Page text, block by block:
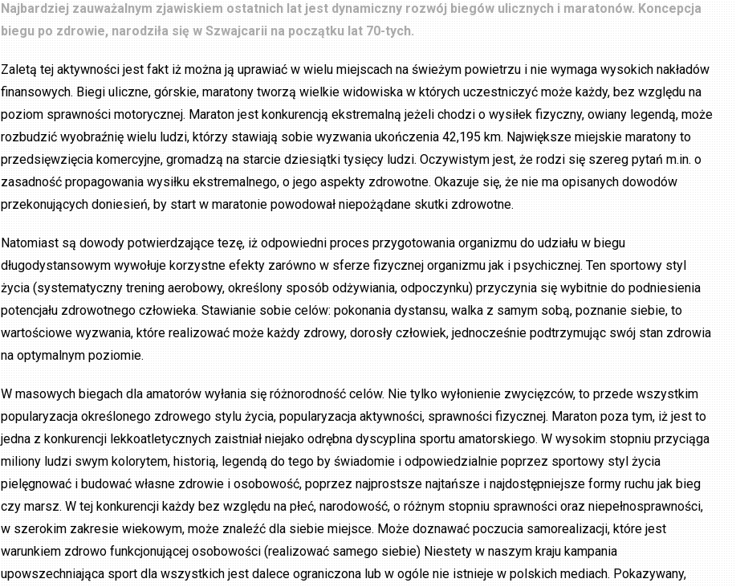
Najbardziej zauważalnym zjawiskiem ostatnich lat jest dynamiczny rozwój biegów ulicznych i maratonów. Koncepcja
biegu po zdrowie, narodziła się w Szwajcarii na początku lat 70-tych.
Zaletą tej aktywności jest fakt iż można ją uprawiać w wielu miejscach na świeżym powietrzu i nie wymaga wysokich nakładów
finansowych. Biegi uliczne, górskie, maratony tworzą wielkie widowiska w których uczestniczyć może każdy, bez względu na
poziom sprawności motorycznej. Maraton jest konkurencją ekstremalną jeżeli chodzi o wysiłek fizyczny, owiany legendą, może
rozbudzić wyobraźnię wielu ludzi, którzy stawiają sobie wyzwania ukończenia 42,195 km. Największe miejskie maratony to
przedsięwzięcia komercyjne, gromadzą na starcie dziesiątki tysięcy ludzi. Oczywistym jest, że rodzi się szereg pytań m.in. o
zasadność propagowania wysiłku ekstremalnego, o jego aspekty zdrowotne. Okazuje się, że nie ma opisanych dowodów
przekonujących doniesień, by start w maratonie powodował niepożądane skutki zdrowotne.
Natomiast są dowody potwierdzające tezę, iż odpowiedni proces przygotowania organizmu do udziału w biegu
długodystansowym wywołuje korzystne efekty zarówno w sferze fizycznej organizmu jak i psychicznej. Ten sportowy styl
życia (systematyczny trening aerobowy, określony sposób odżywiania, odpoczynku) przyczynia się wybitnie do podniesienia
potencjału zdrowotnego człowieka. Stawianie sobie celów: pokonania dystansu, walka z samym sobą, poznanie siebie, to
wartościowe wyzwania, które realizować może każdy zdrowy, dorosły człowiek, jednocześnie podtrzymując swój stan zdrowia
na optymalnym poziomie.
W masowych biegach dla amatorów wyłania się różnorodność celów. Nie tylko wyłonienie zwycięzców, to przede wszystkim
popularyzacja określonego zdrowego stylu życia, popularyzacja aktywności, sprawności fizycznej. Maraton poza tym, iż jest to
jedna z konkurencji lekkoatletycznych zaistniał niejako odrębna dyscyplina sportu amatorskiego. W wysokim stopniu przyciąga
miliony ludzi swym kolorytem, historią, legendą do tego by świadomie i odpowiedzialnie poprzez sportowy styl życia
pielęgnować i budować własne zdrowie i osobowość, poprzez najprostsze najtańsze i najdostępniejsze formy ruchu jak bieg
czy marsz. W tej konkurencji każdy bez względu na płeć, narodowość, o różnym stopniu sprawności oraz niepełnosprawności,
w szerokim zakresie wiekowym, może znaleźć dla siebie miejsce. Może doznawać poczucia samorealizacji, które jest
warunkiem zdrowo funkcjonującej osobowości (realizować samego siebie) Niestety w naszym kraju kampania
upowszechniająca sport dla wszystkich jest dalece ograniczona lub w ogóle nie istnieje w polskich mediach. Pokazywany,